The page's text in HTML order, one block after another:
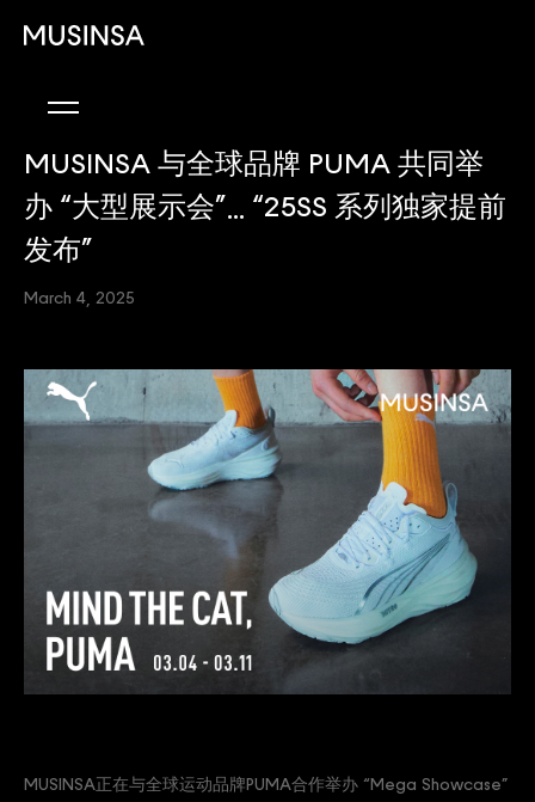
MUSINSA 与全球品牌 PUMA 共同举
办 “大型展示会”... “25SS 系列独家提前
发布”
March 4, 2025
MUSINSA正在与全球运动品牌PUMA合作举办 “Mega Showcase”